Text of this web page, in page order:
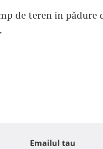
de teren in pădure
Emailul tau